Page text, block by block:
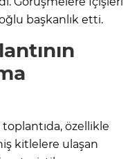
başkanlık etti.
özellikle
kitlelere ulaşan